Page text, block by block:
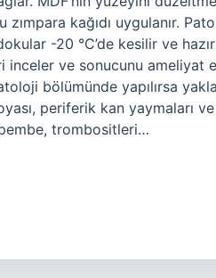
zımpara kağıdı uygulanır.
-20 °C’de kesilir ve
inceler ve sonucunu ameliyat
bölümünde yapılırsa
periferik kan yaymaları
trombositleri…